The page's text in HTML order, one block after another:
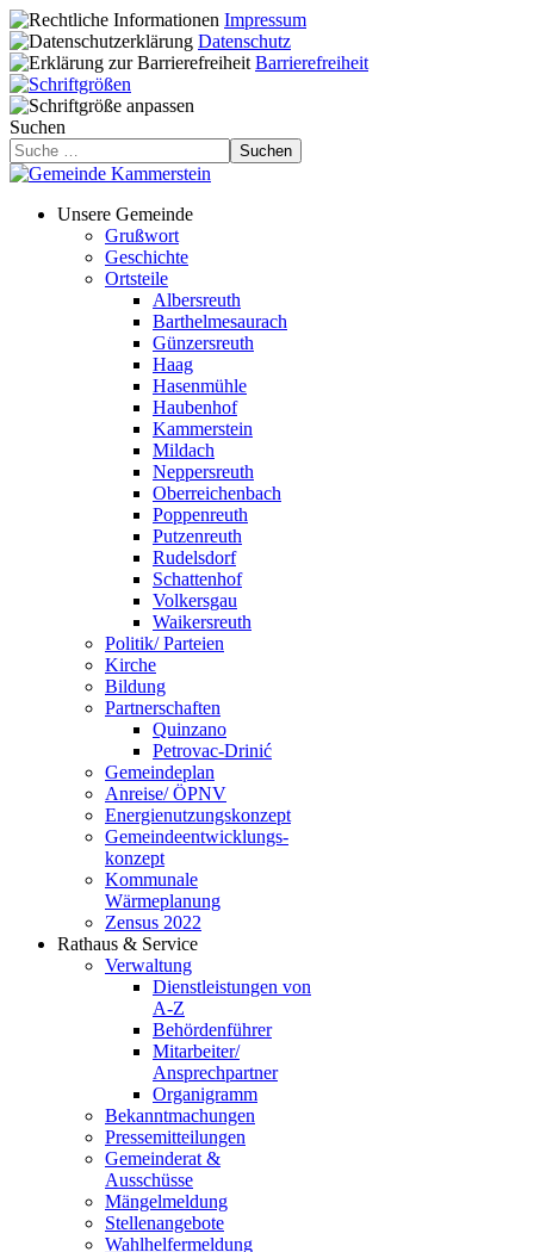
Impressum
Datenschutz
Barrierefreiheit
Suchen
Suchen
Unsere Gemeinde
Grußwort
Geschichte
Ortsteile
Albersreuth
Barthelmesaurach
Günzersreuth
Haag
Hasenmühle
Haubenhof
Kammerstein
Mildach
Neppersreuth
Oberreichenbach
Poppenreuth
Putzenreuth
Rudelsdorf
Schattenhof
Volkersgau
Waikersreuth
Politik/ Parteien
Kirche
Bildung
Partnerschaften
Quinzano
Petrovac-Drinić
Gemeindeplan
Anreise/ ÖPNV
Energienutzungskonzept
Gemeindeentwicklungs­
konzept
Kommunale
Wärmeplanung
Zensus 2022
Rathaus & Service
Verwaltung
Dienstleistungen von
A-Z
Behördenführer
Mitarbeiter/
Ansprechpartner
Organigramm
Bekanntmachungen
Pressemitteilungen
Gemeinderat &
Ausschüsse
Mängelmeldung
Stellenangebote
Wahlhelfermeldung